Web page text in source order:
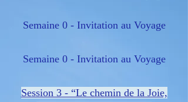
Semaine 0 - Invitation au Voyage
Semaine 0 - Invitation au Voyage
Session 3 - “Le chemin de la Joie,